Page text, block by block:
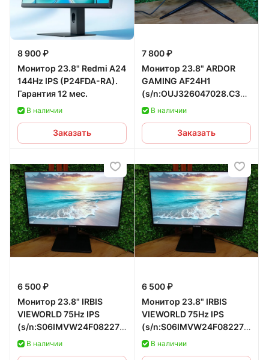
8 900 ₽
Монитор 23.8" Redmi A24
144Hz IPS (P24FDA-RA).
Гарантия 12 мес.
В наличии
Заказать
7 800 ₽
Монитор 23.8" ARDOR
GAMING AF24H1
(s/
б/уВ наличии
Заказать
6 500 ₽
Монитор 23.8" IRBIS
VIEWORLD 75Hz IPS
(s/n:S06IMVW24F0822752,
СЗУ s/n:142151) б/у
В наличии
6 500 ₽
Монитор 23.8" IRBIS
VIEWORLD 75Hz IPS
(s/n:S06IMVW24F0822751,
СЗУ s/n:142751) б/у
В наличии